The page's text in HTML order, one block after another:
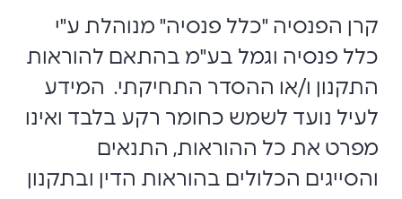
קרן הפנסיה "כלל פנסיה" מנוהלת ע"י
כלל פנסיה וגמל בע"מ בהתאם להוראות
התקנון ו/או ההסדר התחיקתי. המידע
לעיל נועד לשמש כחומר רקע בלבד ואינו
מפרט את כל ההוראות, התנאים
והסייגים הכלולים בהוראות הדין ובתקנון